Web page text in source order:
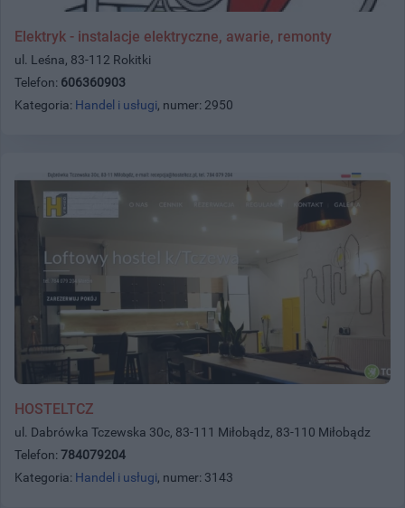
Elektryk - instalacje elektryczne, awarie, remonty
ul. Leśna, 83-112 Rokitki
Telefon: 606360903
Kategoria: Handel i usługi, numer: 2950
HOSTELTCZ
ul. Dabrówka Tczewska 30c, 83-111 Miłobądz, 83-110 Miłobądz
Telefon: 784079204
Kategoria: Handel i usługi, numer: 3143